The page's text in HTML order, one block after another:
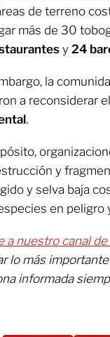
de terreno
más de 30
y 24
la
a reconsiderar
.
y
y selva baja
en peligro
a nuestro canal
lo más
informada